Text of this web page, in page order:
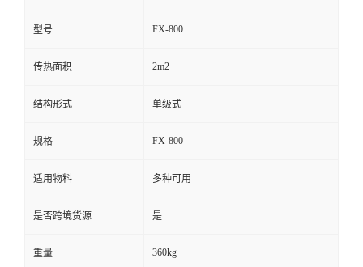
型号 FX-800
传热面积 2m2
结构形式 单级式
规格 FX-800
适用物料 多种可用
是否跨境货源 是
重量 360kg